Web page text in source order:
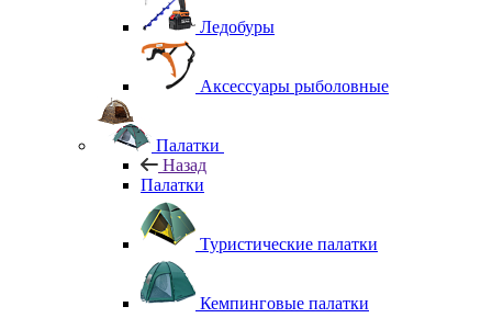
Ледобуры
Аксессуары рыболовные
Палатки
Назад
Палатки
Туристические палатки
Кемпинговые палатки